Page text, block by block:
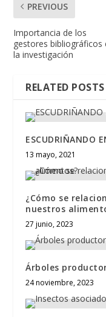
PREVIOUS
Importancia de los
gestores bibliográficos
la investigación
RELATED POSTS
ESCUDRIÑANDO
13 mayo, 2021
¿Cómo se
nuestros
27 junio, 2023
Árboles
24 noviembre, 2023